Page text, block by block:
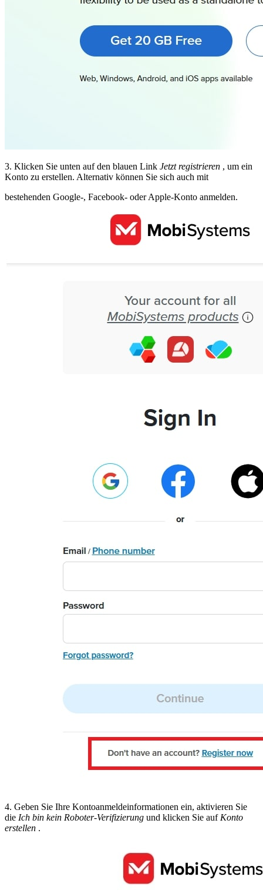
3. Klicken Sie unten auf den blauen Link Jetzt registrieren , um ein
Konto zu erstellen. Alternativ können Sie sich auch mit
bestehenden Google-, Facebook- oder Apple-Konto anmelden.
4. Geben Sie Ihre Kontoanmeldeinformationen ein, aktivieren Sie
die Ich bin kein Roboter-Verifizierung und klicken Sie auf Konto
erstellen .